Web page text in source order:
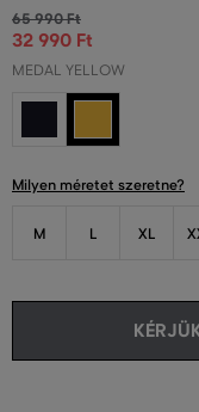
65 990 Ft
32 990 Ft
MEDAL YELLOW
Milyen méretet szeretne?
M L XL